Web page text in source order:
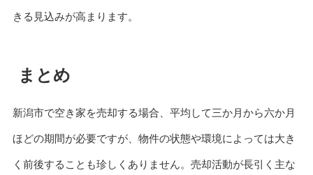
きる見込みが高まります。
まとめ
新潟市で空き家を売却する場合、平均して三か月から六か月
ほどの期間が必要ですが、物件の状態や環境によっては大き
く前後することも珍しくありません。売却活動が長引く主な